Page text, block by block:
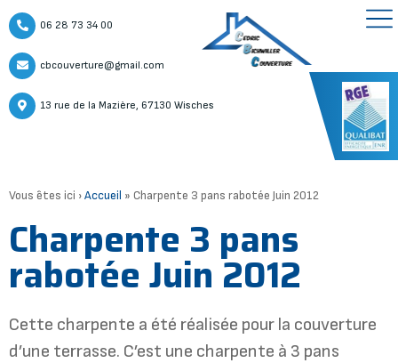
06 28 73 34 00
cbcouverture@gmail.com
13 rue de la Mazière, 67130 Wisches
Vous êtes ici ›Accueil » Charpente 3 pans rabotée Juin 2012
Charpente 3 pans
rabotée Juin 2012
Cette charpente a été réalisée pour la couverture
d’une terrasse. C’est une charpente à 3 pans